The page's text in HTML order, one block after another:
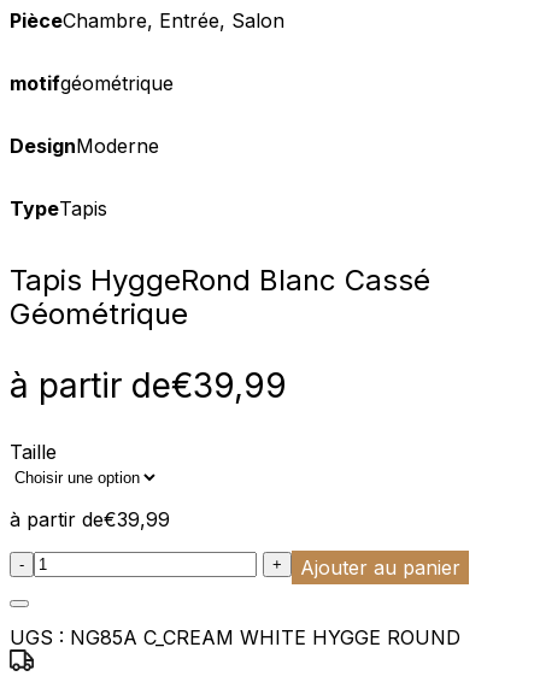
PièceChambre, Entrée, Salon
motifgéométrique
DesignModerne
TypeTapis
Tapis HyggeRond Blanc Cassé
Géométrique
à partir de€39,99
Taille
à partir de€39,99
:product_name quantity
- + Ajouter au panier
UGS : NG85A C_CREAM WHITE HYGGE ROUND